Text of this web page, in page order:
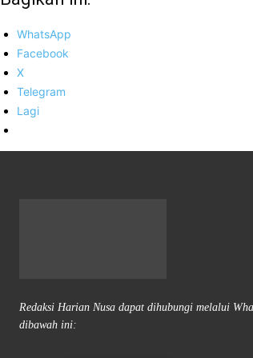
WhatsApp
Facebook
X
Telegram
Lagi
Redaksi Harian Nusa dapat dihubungi melalui
dibawah ini: